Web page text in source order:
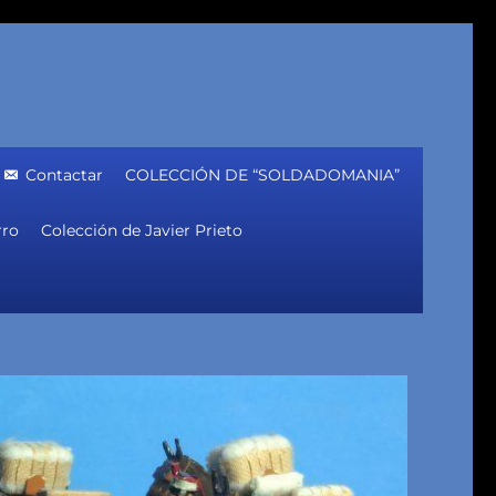
Contactar COLECCIÓN DE “SOLDADOMANIA”
Colección de Javier Prieto